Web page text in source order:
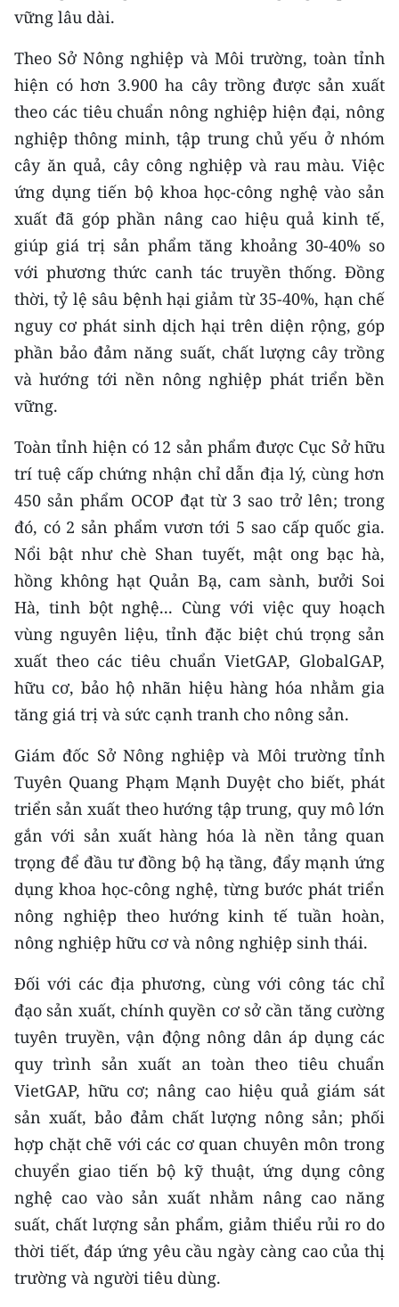
ENGLISH
中文
FRANÇAIS
РУССКИЙ
ESPAÑOL
한국어
vững lâu dài.
Theo Sở Nông nghiệp và Môi trường, toàn tỉnh
hiện có hơn 3.900 ha cây trồng được sản xuất
theo các tiêu chuẩn nông nghiệp hiện đại, nông
nghiệp thông minh, tập trung chủ yếu ở nhóm
cây ăn quả, cây công nghiệp và rau màu. Việc
ứng dụng tiến bộ khoa học-công nghệ vào sản
xuất đã góp phần nâng cao hiệu quả kinh tế,
giúp giá trị sản phẩm tăng khoảng 30-40% so
với phương thức canh tác truyền thống. Đồng
thời, tỷ lệ sâu bệnh hại giảm từ 35-40%, hạn chế
nguy cơ phát sinh dịch hại trên diện rộng, góp
phần bảo đảm năng suất, chất lượng cây trồng
và hướng tới nền nông nghiệp phát triển bền
vững.
Toàn tỉnh hiện có 12 sản phẩm được Cục Sở hữu
trí tuệ cấp chứng nhận chỉ dẫn địa lý, cùng hơn
450 sản phẩm OCOP đạt từ 3 sao trở lên; trong
đó, có 2 sản phẩm vươn tới 5 sao cấp quốc gia.
Nổi bật như chè Shan tuyết, mật ong bạc hà,
hồng không hạt Quản Bạ, cam sành, bưởi Soi
Hà, tinh bột nghệ... Cùng với việc quy hoạch
vùng nguyên liệu, tỉnh đặc biệt chú trọng sản
xuất theo các tiêu chuẩn VietGAP, GlobalGAP,
hữu cơ, bảo hộ nhãn hiệu hàng hóa nhằm gia
tăng giá trị và sức cạnh tranh cho nông sản.
Giám đốc Sở Nông nghiệp và Môi trường tỉnh
Tuyên Quang Phạm Mạnh Duyệt cho biết, phát
triển sản xuất theo hướng tập trung, quy mô lớn
gắn với sản xuất hàng hóa là nền tảng quan
trọng để đầu tư đồng bộ hạ tầng, đẩy mạnh ứng
dụng khoa học-công nghệ, từng bước phát triển
nông nghiệp theo hướng kinh tế tuần hoàn,
nông nghiệp hữu cơ và nông nghiệp sinh thái.
Đối với các địa phương, cùng với công tác chỉ
đạo sản xuất, chính quyền cơ sở cần tăng cường
tuyên truyền, vận động nông dân áp dụng các
quy trình sản xuất an toàn theo tiêu chuẩn
VietGAP, hữu cơ; nâng cao hiệu quả giám sát
sản xuất, bảo đảm chất lượng nông sản; phối
hợp chặt chẽ với các cơ quan chuyên môn trong
chuyển giao tiến bộ kỹ thuật, ứng dụng công
nghệ cao vào sản xuất nhằm nâng cao năng
suất, chất lượng sản phẩm, giảm thiểu rủi ro do
thời tiết, đáp ứng yêu cầu ngày càng cao của thị
trường và người tiêu dùng.